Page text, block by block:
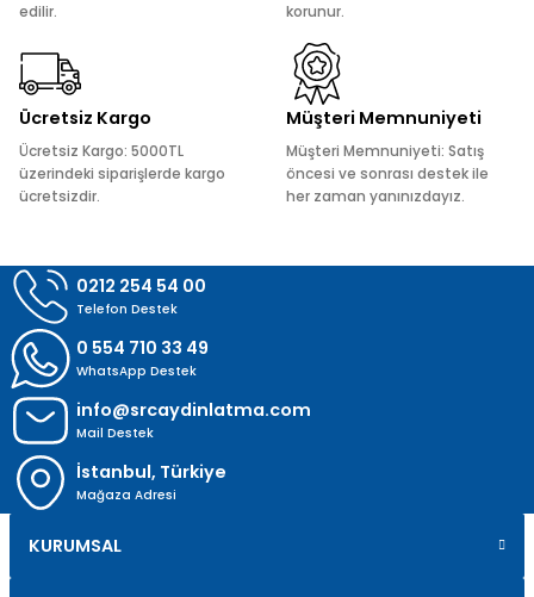
Ürün fiyatı diğer sitelerden daha pahalı.
Bu ürüne benzer farklı alternatifler olmalı.
edilir.
korunur.
Ücretsiz Kargo
Ücretsiz Kargo: 5000TL
üzerindeki siparişlerde kargo
ücretsizdir.
Müşteri Memnuniyeti
Müşteri Memnuniyeti: Satış
öncesi ve sonrası destek ile
her zaman yanınızdayız.
0212 254 54 00
Telefon Destek
0 554 710 33 49
WhatsApp Destek
info@srcaydinlatma.com
Mail Destek
İstanbul, Türkiye
Mağaza Adresi
KURUMSAL